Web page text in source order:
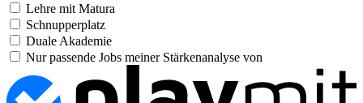
Lehre mit Matura
Schnupperplatz
Duale Akademie
Nur passende Jobs meiner Stärkenanalyse von